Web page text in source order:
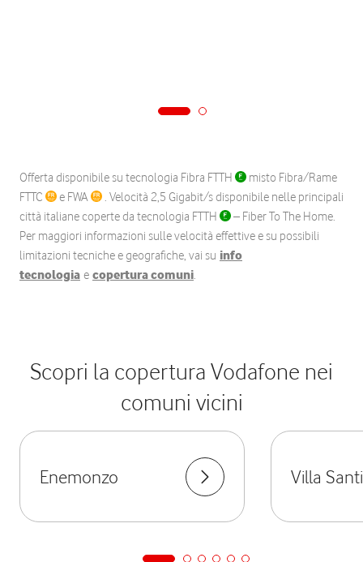
Offerta disponibile su tecnologia Fibra FTTH
misto Fibra/Rame
FTTC
e FWA
. Velocità 2,5 Gigabit/s disponibile nelle principali
città italiane coperte da tecnologia FTTH
– Fiber To The Home.
Per maggiori informazioni sulle velocità effettive e su possibili
limitazioni tecniche e geografiche, vai su info
tecnologia e copertura comuni.
Scopri la copertura Vodafone nei
comuni vicini
Enemonzo Villa